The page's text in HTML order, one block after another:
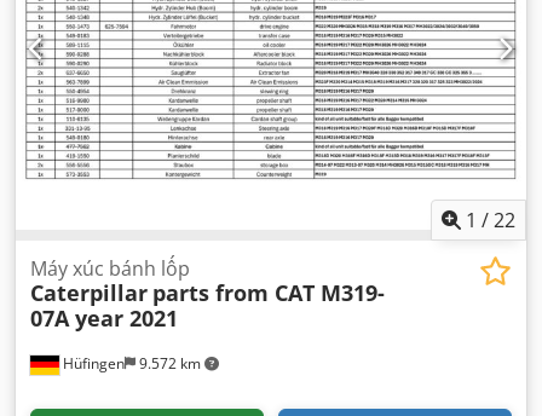
1 /22
Hüfingen 9.572 km
Máy xúc bánh lốp
Caterpillar parts from CAT M319-
07A year 2021